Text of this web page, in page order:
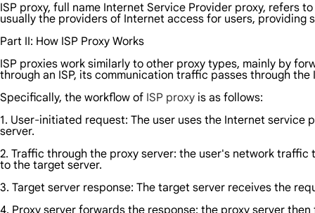
ISP proxy, full name Internet Service Provider proxy, refers
usually the providers of Internet access for users, providing
Part II: How ISP Proxy Works
ISP proxies work similarly to other proxy types, mainly by
through an ISP, its communication traffic passes through
Specifically, the workflow of ISP proxy is as follows:
1. User-initiated request: The user uses the Internet
server.
2. Traffic through the proxy server: the user's network
to the target server.
3. Target server response: The target server receives the
4. Proxy server forwards the response: the proxy server